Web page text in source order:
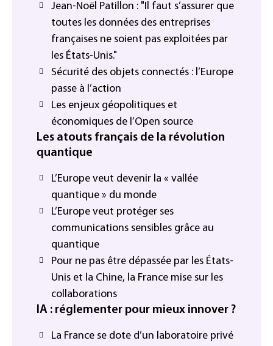
Jean-Noël Patillon : "Il faut s’assurer que
toutes les données des entreprises
françaises ne soient pas exploitées par
les États-Unis."
Sécurité des objets connectés : l’Europe
passe à l’action
Les enjeux géopolitiques et
économiques de l’Open source
Les atouts français de la révolution
quantique
L’Europe veut devenir la « vallée
quantique » du monde
L’Europe veut protéger ses
communications sensibles grâce au
quantique
Pour ne pas être dépassée par les États-
Unis et la Chine, la France mise sur les
collaborations
IA : réglementer pour mieux innover ?
La France se dote d’un laboratoire privé